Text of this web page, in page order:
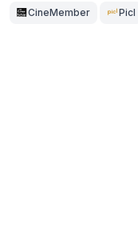
CineMember Picl